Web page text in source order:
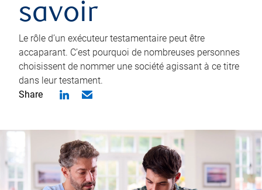
savoir
Le rôle d’un exécuteur testamentaire peut être
accaparant. C’est pourquoi de nombreuses personnes
choisissent de nommer une société agissant à ce titre
dans leur testament.
Share